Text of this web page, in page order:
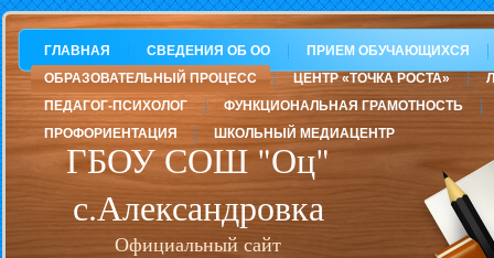
ГБОУ СОШ "Оц"
с.Александровка
Официальный сайт
ГЛАВНАЯ СВЕДЕНИЯ ОБ ОО
ПРИЕМ ОБУЧАЮЩИХСЯ
ОБРАЗОВАТЕЛЬНЫЙ ПРОЦЕСС
ЦЕНТР «ТОЧКА РОСТА»
ПЕДАГОГ-ПСИХОЛОГ
ФУНКЦИОНАЛЬНАЯ ГРАМОТНОСТЬ
ПРОФОРИЕНТАЦИЯ
ШКОЛЬНЫЙ МЕДИАЦЕНТР